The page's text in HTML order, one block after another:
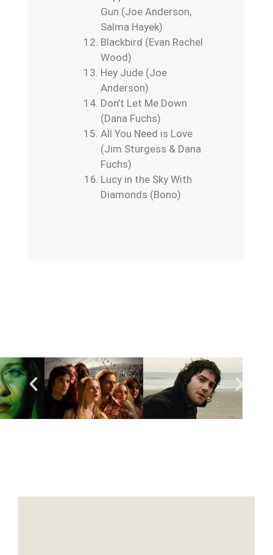
Gun (Joe Anderson,
Salma Hayek)
Blackbird (Evan Rachel
Wood)
Hey Jude (Joe
Anderson)
Don’t Let Me Down
(Dana Fuchs)
All You Need is Love
(Jim Sturgess & Dana
Fuchs)
Lucy in the Sky With
Diamonds (Bono)